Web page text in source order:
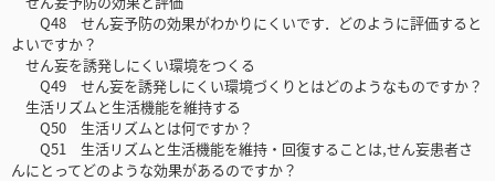
Q48 せん妄予防の効果がわかりにくいです．どのように評価すると
よいですか？
せん妄を誘発しにくい環境をつくる
Q49 せん妄を誘発しにくい環境づくりとはどのようなものですか？
生活リズムと生活機能を維持する
Q50 生活リズムとは何ですか？
Q51 生活リズムと生活機能を維持・回復することは,せん妄患者さ
んにとってどのような効果があるのですか？